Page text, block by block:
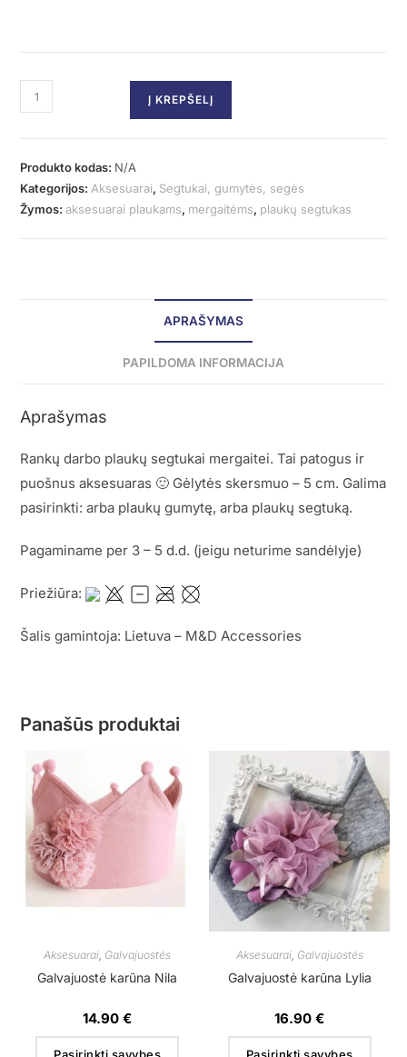
Į KREPŠELĮ
Produkto kodas: N/A
Kategorijos:Aksesuarai, Segtukai, gumytės, segės
Žymos:aksesuarai plaukams, mergaitėms, plaukų segtukas
APRAŠYMAS
PAPILDOMA INFORMACIJA
Aprašymas
Rankų darbo plaukų segtukai mergaitei. Tai patogus ir
puošnus aksesuaras 🙂 Gėlytės skersmuo – 5 cm. Galima
pasirinkti: arba plaukų gumytę, arba plaukų segtuką.
Pagaminame per 3 – 5 d.d. (jeigu neturime sandėlyje)
Priežiūra:
Šalis gamintoja: Lietuva – M&D Accessories
Panašūs produktai
Aksesuarai Galvajuostės
Galvajuostė karūna Nila
14.90€
Aksesuarai, Galvajuostės
Galvajuostė karūna Lylia
16.90€